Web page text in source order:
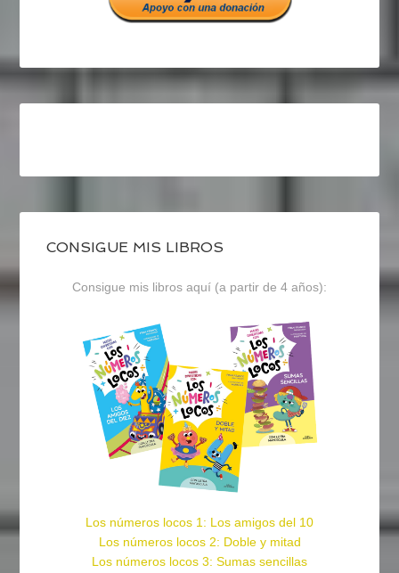
CONSIGUE MIS LIBROS
Consigue mis libros aquí (a partir de 4 años):
Los números locos 1: Los amigos del 10
Los números locos 2: Doble y mitad
Los números locos 3: Sumas sencillas